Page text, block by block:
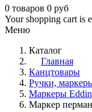
0 товаров 0 руб
Your shopping cart is
Меню
Каталог
Главная
Канцтовары
Ручки,
Маркеры
Маркер